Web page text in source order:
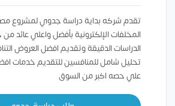
تقدم شركه بداية دراسة جدوي لمشروع
المخلفات الإلكترونية بأفضل واعلي عائد
الدراسات الدقيقة وتقديم افضل العروض
تحليل شامل للمنافسين للتقديم خدمات
علي حصه اكبر من السوق